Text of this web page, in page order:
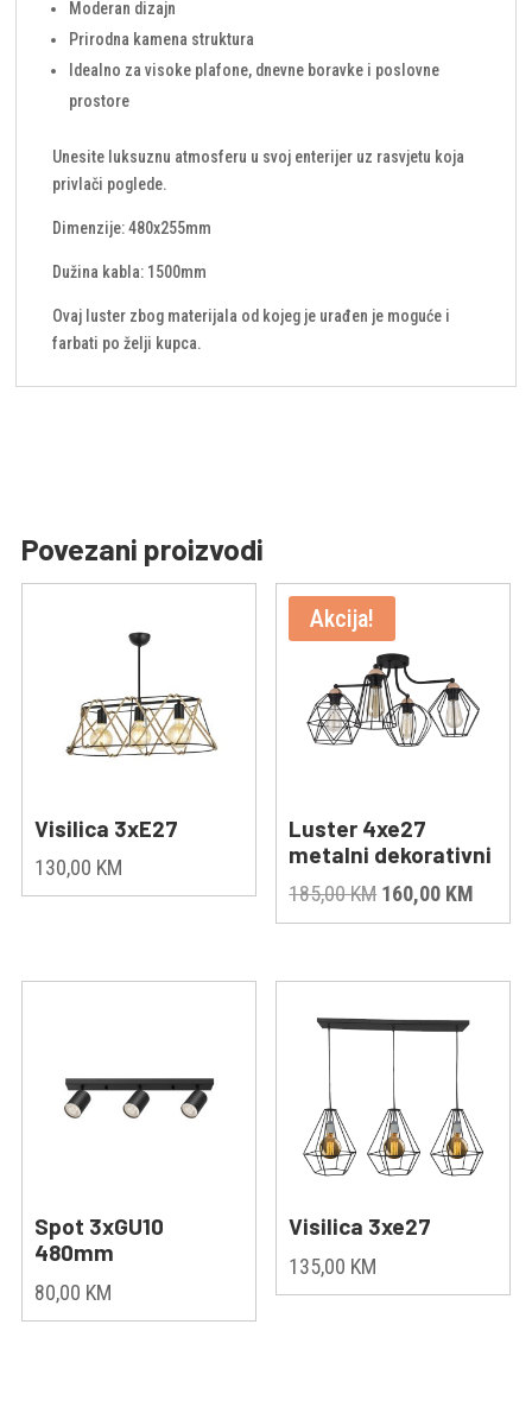
Moderan dizajn
Prirodna kamena struktura
Idealno za visoke plafone, dnevne boravke i poslovne
prostore
Unesite luksuznu atmosferu u svoj enterijer uz rasvjetu koja
privlači poglede.
Dimenzije: 480x255mm
Dužina kabla: 1500mm
Ovaj luster zbog materijala od kojeg je urađen je moguće i
farbati po želji kupca.
Povezani proizvodi
Visilica 3xE27
130,00 KM
Akcija!
Luster 4xe27
metalni dekorativni
185,00KM Original
price
185,00 KM.
160,00 KM
price
Spot 3xGU10
480mm
80,00 KM
Visilica 3xe27
135,00 KM